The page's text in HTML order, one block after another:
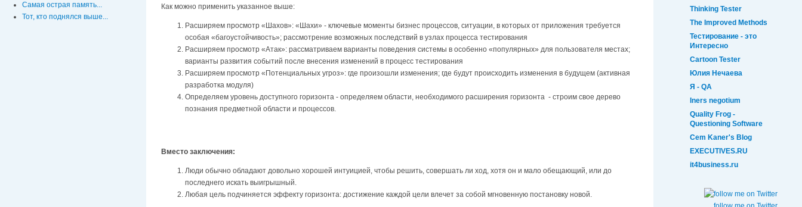
Самая острая память...
Тот, кто поднялся выше...
Как можно применить указанное выше:
Расширяем просмотр «Шахов»: «Шахи» - ключевые моменты бизнес процессов, ситуации, в которых от приложения требуется
особая «багоустойчивость»; рассмотрение возможных последствий в узлах процесса тестирования
Расширяем просмотр «Атак»: рассматриваем варианты поведения системы в особенно «популярных» для пользователя местах;
варианты развития событий после внесения изменений в процесс тестирования
Расширяем просмотр «Потенциальных угроз»: где произошли изменения; где будут происходить изменения в будущем (активная
разработка модуля)
Определяем уровень доступного горизонта - определяем области, необходимого расширения горизонта - строим свое дерево
познания предметной области и процессов.
Вместо заключения:
Люди обычно обладают довольно хорошей интуицией, чтобы решить, совершать ли ход, хотя он и мало обещающий, или до
последнего искать выигрышный.
Любая цель подчиняется эффекту горизонта: достижение каждой цели влечет за собой мгновенную постановку новой.
Thinking Tester
The Improved Methods
Тестирование - это
Интересно
Cartoon Tester
Юлия Нечаева
Я - QA
Iners negotium
Quality Frog -
Questioning Software
Cem Kaner's Blog
EXECUTIVES.RU
it4business.ru